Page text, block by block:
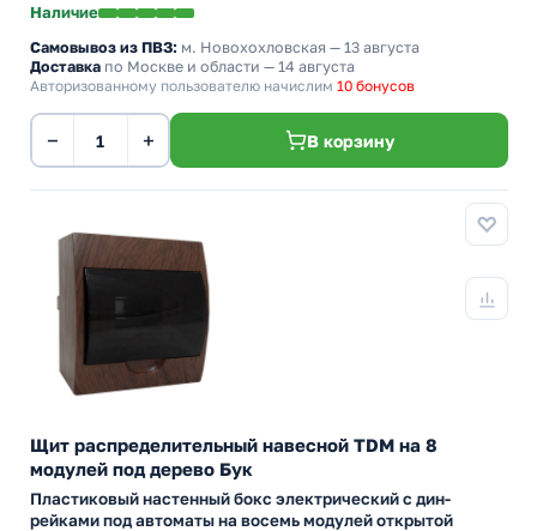
Наличие
Самовывоз из ПВЗ: м. Новохохловская — 13 августа
Доставка по Москве и области — 14 августа
Авторизованному пользователю начислим 10 бонусов
− + В корзину
Щит распределительный навесной TDM на 8
модулей под дерево Бук
Пластиковый настенный бокс электрический с дин-
рейками под автоматы на восемь модулей открытой